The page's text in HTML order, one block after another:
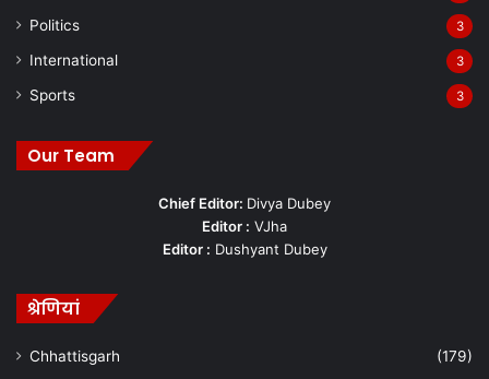
Politics 3
International 3
Sports 3
Our Team
Chief Editor: Divya Dubey
Editor : VJha
Editor : Dushyant Dubey
श्रेणियां
Chhattisgarh
(179)